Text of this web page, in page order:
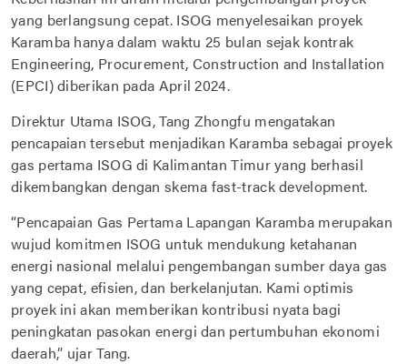
yang berlangsung cepat. ISOG menyelesaikan proyek
Karamba hanya dalam waktu 25 bulan sejak kontrak
Engineering, Procurement, Construction and Installation
(EPCI) diberikan pada April 2024.
Direktur Utama ISOG, Tang Zhongfu mengatakan
pencapaian tersebut menjadikan Karamba sebagai proyek
gas pertama ISOG di Kalimantan Timur yang berhasil
dikembangkan dengan skema fast-track development.
“Pencapaian Gas Pertama Lapangan Karamba merupakan
wujud komitmen ISOG untuk mendukung ketahanan
energi nasional melalui pengembangan sumber daya gas
yang cepat, efisien, dan berkelanjutan. Kami optimis
proyek ini akan memberikan kontribusi nyata bagi
peningkatan pasokan energi dan pertumbuhan ekonomi
daerah,” ujar Tang.